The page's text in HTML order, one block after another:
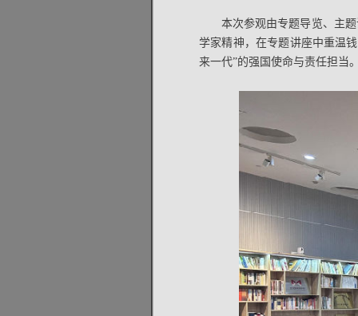
本次参观由专题导览、主
学家精神，在专题讲座中重温
来一代”的强国使命与责任担当